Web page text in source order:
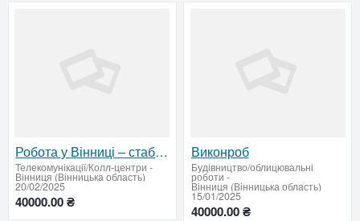
Робота у Вінниці – стабільний дохід + відсоток від угод
Телекомунікації/Колл-центри -
Вінниця (Вінницька область)
20/02/2025
40000.00 ₴
Виконроб
Будівництво/облицювальні
роботи -
Вінниця (Вінницька область)
15/01/2025
40000.00 ₴